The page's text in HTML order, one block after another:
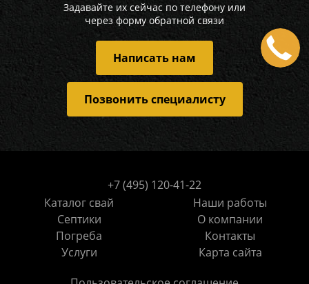
Задавайте их сейчас по телефону или
через форму обратной связи
Написать нам
Позвонить специалисту
+7 (495) 120-41-22
Каталог свай
Септики
Погреба
Услуги
Наши работы
О компании
Контакты
Карта сайта